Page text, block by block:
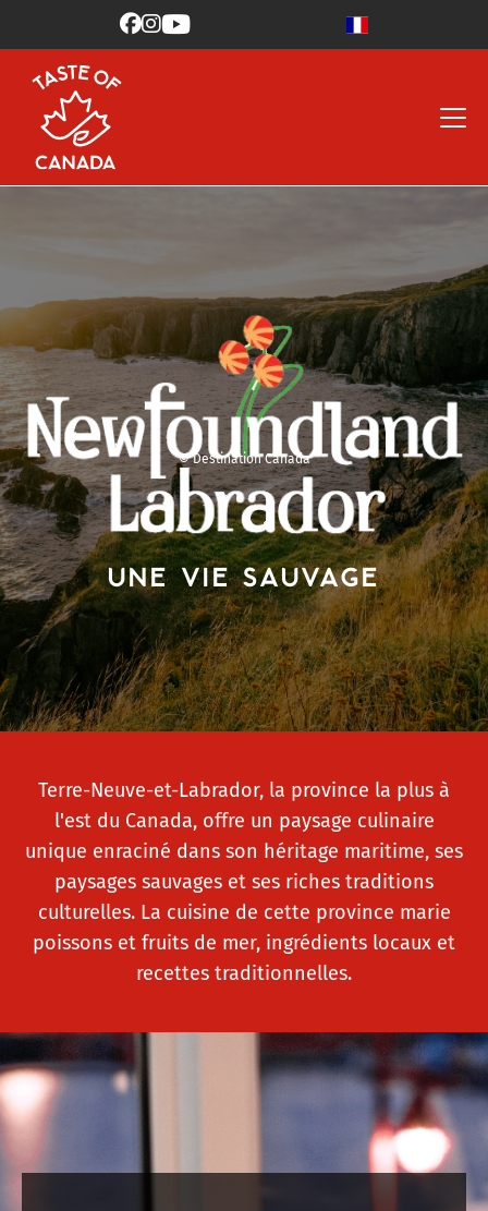

UNE VIE SAUVAGE
© Destination Canada
Terre-Neuve-et-Labrador, la province la plus à
l'est du Canada, offre un paysage culinaire
unique enraciné dans son héritage maritime, ses
paysages sauvages et ses riches traditions
culturelles. La cuisine de cette province marie
poissons et fruits de mer, ingrédients locaux et
recettes traditionnelles.